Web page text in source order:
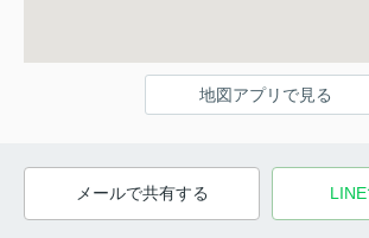
地図アプリで見る
メールで共有する